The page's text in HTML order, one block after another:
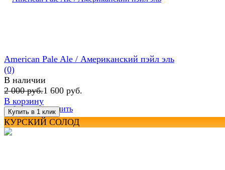
избранное сравнить
American Pale Ale / Американский пэйл эль
(0)
В наличии
2 000 руб.1 600 руб.
В корзину
КУРСКИЙ СОЛОД